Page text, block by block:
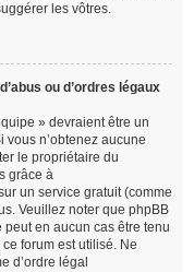
les vôtres.
ou d’ordres légaux
» devraient être un
n’obtenez aucune
le propriétaire du
grâce à
un service gratuit (comme
Veuillez noter que phpBB
peut en aucun cas être tenu
forum est utilisé. Ne
d’ordre légal